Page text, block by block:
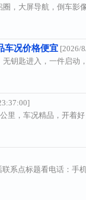
圈，大屏导航，倒车
车况价格便宜 [2026/
钥匙进入，一件启动
里，车况精品，开着
系点标题看电话：手